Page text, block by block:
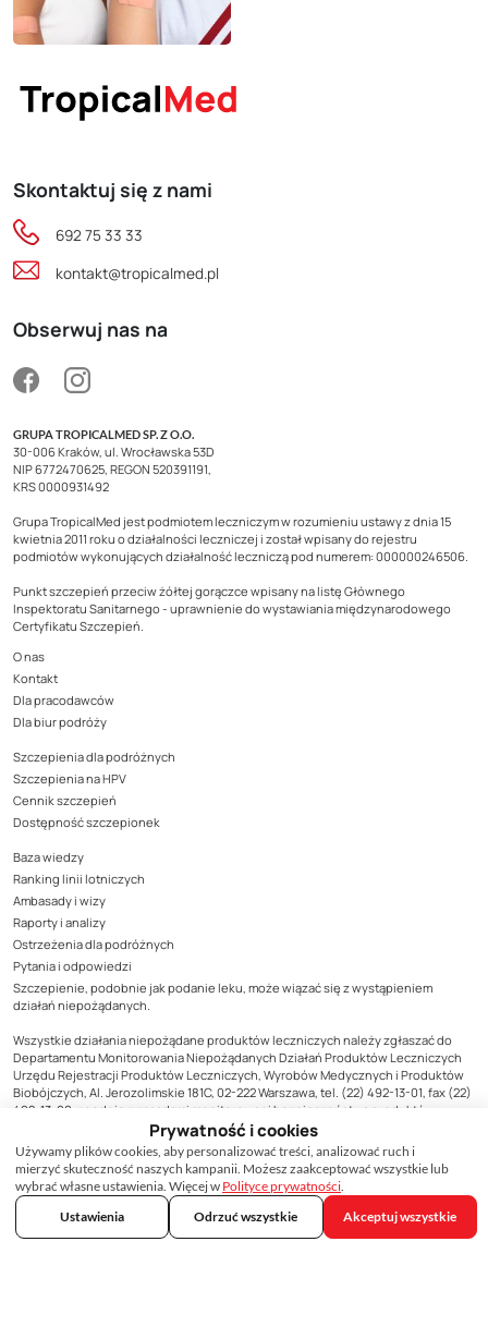
Skontaktuj się z nami
692 75 33 33
kontakt@tropicalmed.pl
Obserwuj nas na
GRUPA TROPICALMED SP. Z O.O.
30-006 Kraków, ul. Wrocławska 53D
NIP 6772470625, REGON 520391191,
KRS 0000931492
Grupa TropicalMed jest podmiotem leczniczym w rozumieniu ustawy z dnia 15
kwietnia 2011 roku o działalności leczniczej i został wpisany do rejestru
podmiotów wykonujących działalność leczniczą pod numerem: 000000246506.
Punkt szczepień przeciw żółtej gorączce wpisany na listę Głównego
Inspektoratu Sanitarnego - uprawnienie do wystawiania międzynarodowego
Certyfikatu Szczepień.
O nas
Kontakt
Dla pracodawców
Dla biur podróży
Szczepienia dla podróżnych
Szczepienia na HPV
Cennik szczepień
Dostępność szczepionek
Baza wiedzy
Ranking linii lotniczych
Ambasady i wizy
Raporty i analizy
Ostrzeżenia dla podróżnych
Pytania i odpowiedzi
Szczepienie, podobnie jak podanie leku, może wiązać się z wystąpieniem
działań niepożądanych.
Wszystkie działania niepożądane produktów leczniczych należy zgłaszać do
Departamentu Monitorowania Niepożądanych Działań Produktów Leczniczych
Urzędu Rejestracji Produktów Leczniczych, Wyrobów Medycznych i Produktów
Biobójczych, Al. Jerozolimskie 181C, 02-222 Warszawa, tel. (22) 492-13-01, fax (22)
492-13-09, zgodnie z zasadami monitorowani bezpieczeństwa produktów
leczniczych lub do podmiotu odpowiedzialnego za produkt, którego zgłoszenie
dotyczy. Formularz zgłoszenia niepożądanego działania produktu leczniczego
dostępny jest na stronie Urzędu www.urpl.gov.pl.
Treści zamieszczone w materiale mają wyłącznie charakter informacyjny, nie
mogą być traktowane jako forma konsultacji medycznej i nie mogą zastąpić
konsultacji lekarza, do którego należy ostateczna decyzja o sposobie i zakresie
Prywatność i cookies
Używamy plików cookies, aby personalizować treści, analizować ruch i
mierzyć skuteczność naszych kampanii. Możesz zaakceptować wszystkie lub
wybrać własne ustawienia. Więcej w Polityce prywatności.
Ustawienia
Odrzuć wszystkie Akceptuj wszystkie